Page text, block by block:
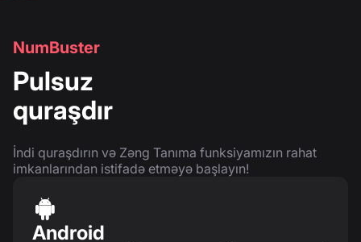
NumBuster
Pulsuz
quraşdır
İndi quraşdırın və Zəng Tanıma funksiyamızın rahat
imkanlarından istifadə etməyə başlayın!
Android